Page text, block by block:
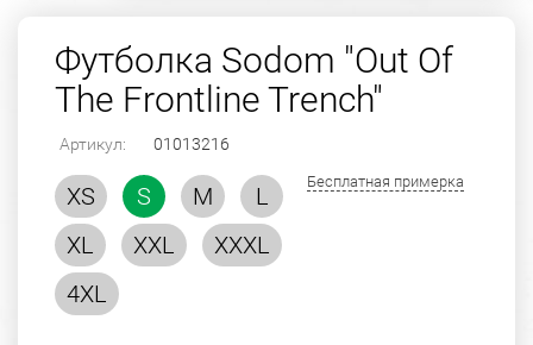
Футболка Sodom "Out Of
The Frontline Trench"
Артикул: 01013216
XS S M
L
XL
XXL
XXXL
4XL
Бесплатная примерка